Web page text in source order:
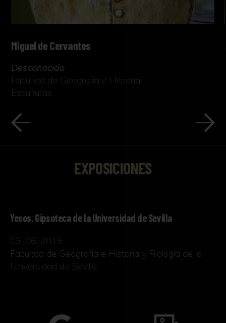
Miguel de Cervantes
Desconocido
Facultad de Geografía e Historia
Esculturas
EXPOSICIONES
Yesos. Gipsoteca de la Universidad de Sevilla
03-06-2015
Facultad de Geografía e Historia y Filología de la
Universidad de Sevilla